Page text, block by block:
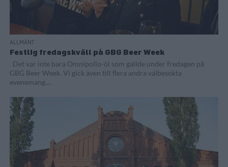
ALLMÄNT
Festlig fredagskväll på GBG Beer Week
Det var inte bara Omnipollo-öl som gällde under fredagen på
GBG Beer Week. Vi gick även till flera andra välbesökta
evenemang....